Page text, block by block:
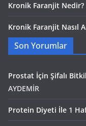
Kronik Faranjit Nedir?
Kronik Faranjit Nasıl
Son Yorumlar
Prostat İçin Şifalı
AYDEMİR
Protein Diyeti İle 1